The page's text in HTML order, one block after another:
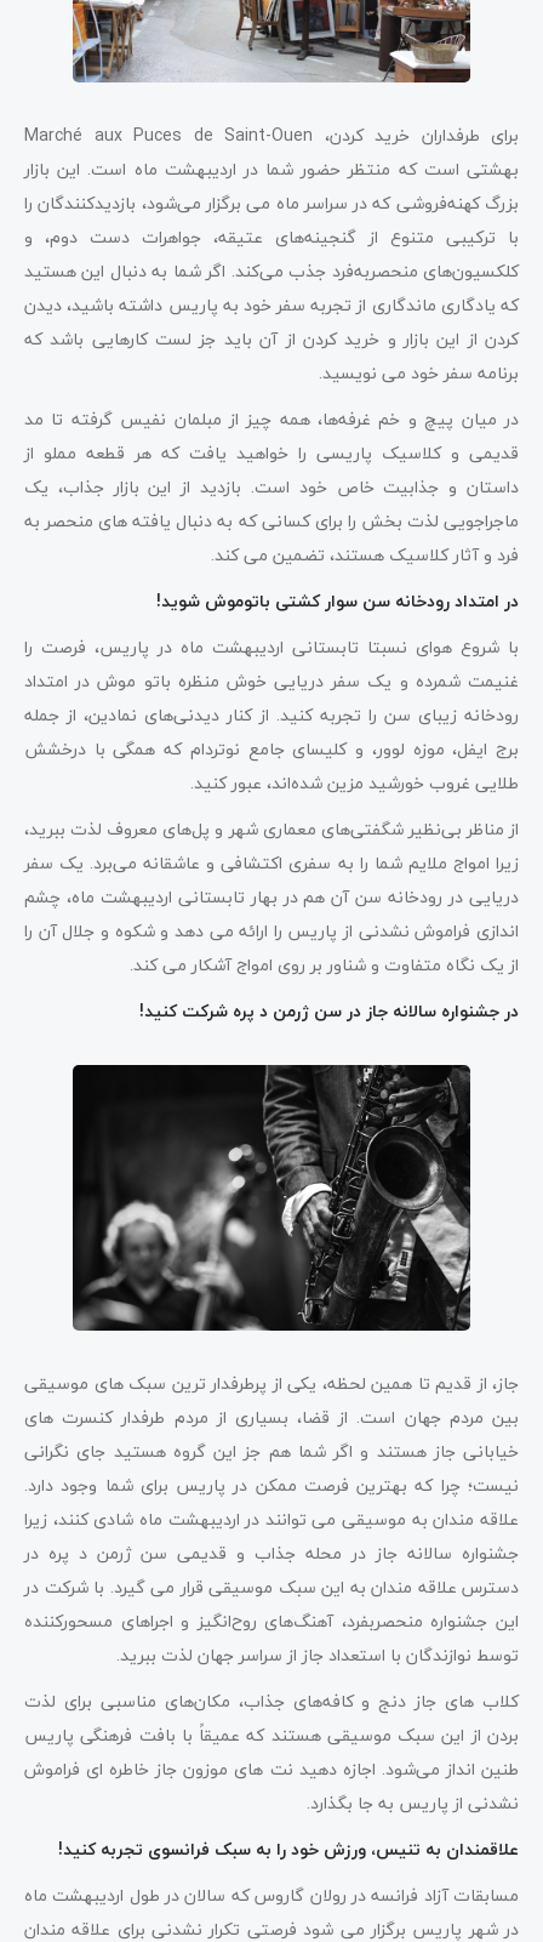
برای طرفداران خرید کردن، Marché aux Puces de Saint-Ouen
بهشتی است که منتظر حضور شما در اردیبهشت ماه است. این بازار
بزرگ کهنه‌فروشی که در سراسر ماه می برگزار می‌شود، بازدیدکنندگان را
با ترکیبی متنوع از گنجینه‌های عتیقه، جواهرات دست دوم، و
کلکسیون‌های منحصربه‌فرد جذب می‌کند. اگر شما به دنبال این هستید
که یادگاری ماندگاری از تجربه سفر خود به پاریس داشته باشید، دیدن
کردن از این بازار و خرید کردن از آن باید جز لست کارهایی باشد که
برنامه سفر خود می نویسید.
در میان پیچ و خم غرفه‌ها، همه چیز از مبلمان نفیس گرفته تا مد
قدیمی و کلاسیک پاریسی را خواهید یافت که هر قطعه مملو از
داستان و جذابیت خاص خود است. بازدید از این بازار جذاب، یک
ماجراجویی لذت بخش را برای کسانی که به دنبال یافته های منحصر به
فرد و آثار کلاسیک هستند، تضمین می کند.
در امتداد رودخانه سن سوار کشتی باتوموش شوید!
با شروع هوای نسبتا تابستانی اردیبهشت ماه در پاریس، فرصت را
غنیمت شمرده و یک سفر دریایی خوش منظره باتو موش در امتداد
رودخانه زیبای سن را تجربه کنید. از کنار دیدنی‌های نمادین، از جمله
برج ایفل، موزه لوور، و کلیسای جامع نوتردام که همگی با درخشش
طلایی غروب خورشید مزین شده‌اند، عبور کنید.
از مناظر بی‌نظیر شگفتی‌های معماری شهر و پل‌های معروف لذت ببرید،
زیرا امواج ملایم شما را به سفری اکتشافی و عاشقانه می‌برد. یک سفر
دریایی در رودخانه سن آن هم در بهار تابستانی اردیبهشت ماه، چشم
اندازی فراموش نشدنی از پاریس را ارائه می دهد و شکوه و جلال آن را
از یک نگاه متفاوت و شناور بر روی امواج آشکار می کند.
در جشنواره سالانه جاز در سن ژرمن د پره شرکت کنید!
جاز، از قدیم تا همین لحظه، یکی از پرطرفدار ترین سبک های موسیقی
بین مردم جهان است. از قضا، بسیاری از مردم طرفدار کنسرت های
خیابانی جاز هستند و اگر شما هم جز این گروه هستید جای نگرانی
نیست؛ چرا که بهترین فرصت ممکن در پاریس برای شما وجود دارد.
علاقه مندان به موسیقی می توانند در اردیبهشت ماه شادی کنند، زیرا
جشنواره سالانه جاز در محله جذاب و قدیمی سن ژرمن د پره در
دسترس علاقه مندان به این سبک موسیقی قرار می گیرد. با شرکت در
این جشنواره منحصربفرد، آهنگ‌های روح‌انگیز و اجراهای مسحورکننده
توسط نوازندگان با استعداد جاز از سراسر جهان لذت ببرید.
کلاب های جاز دنج و کافه‌های جذاب، مکان‌های مناسبی برای لذت
بردن از این سبک موسیقی هستند که عمیقاً با بافت فرهنگی پاریس
طنین انداز می‌شود. اجازه دهید نت های موزون جاز خاطره ای فراموش
نشدنی از پاریس به جا بگذارد.
علاقمندان به تنیس، ورزش خود را به سبک فرانسوی تجربه کنید!
مسابقات آزاد فرانسه در رولان گاروس که سالان در طول اردیبهشت ماه
در شهر پاریس برگزار می شود فرصتی تکرار نشدنی برای علاقه مندان